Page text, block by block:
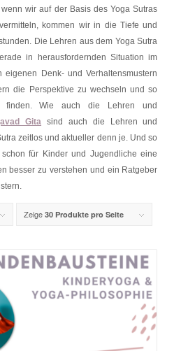
wir auf der Basis des Yoga Sutras
kommen wir in die Tiefe und
Die Lehren aus dem Yoga Sutra
in herausfordernden Situation im
eigenen Denk- und Verhaltensmustern
die Perspektive zu wechseln und so
finden. Wie auch die Lehren und
Gita sind auch die
Lehren und
zeitlos und aktueller denn je. Und so
für Kinder und Jugendliche eine
besser zu verstehen und ein Ratgeber
Zeige 30 Produkte pro Seite